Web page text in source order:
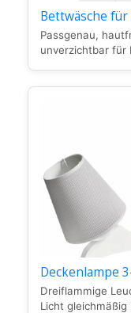
Bettwäsche
Passgenau,
unverzichtbar für
Deckenlampe
Dreiflammige
Licht gleichmäßig